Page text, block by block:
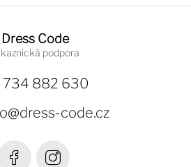
Dress Code
734 882 630
@dress-code.cz